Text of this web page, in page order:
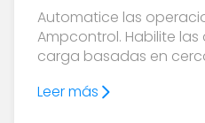
Automatice las
Ampcontrol. Habilite
carga basadas en
sistemas robóticos
Leer más